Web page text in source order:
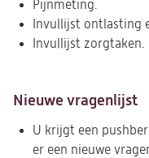
Pijnmeting.
Invullijst ontlasting
Invullijst zorgtaken.
Nieuwe vragenlijst
U krijgt een
er een nieuwe